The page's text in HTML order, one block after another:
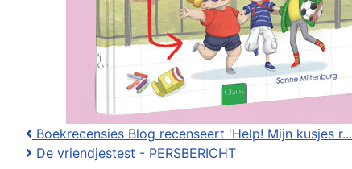
Boekrecensies Blog recenseert 'Help! Mijn kusjes r...
De vriendjestest - PERSBERICHT